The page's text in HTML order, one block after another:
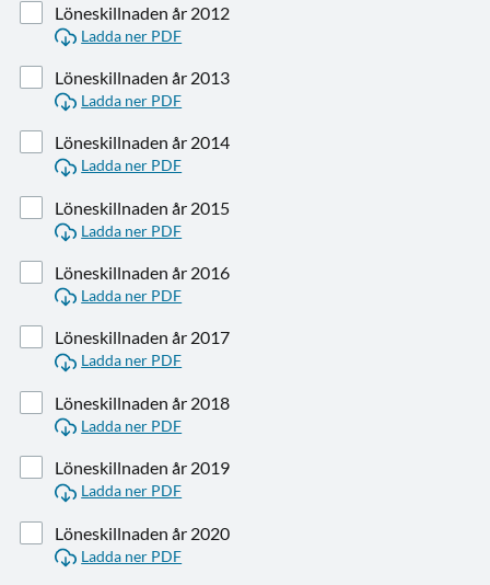
Löneskillnaden år 2012
Ladda ner PDF
Löneskillnaden år 2013
Ladda ner PDF
Löneskillnaden år 2014
Ladda ner PDF
Löneskillnaden år 2015
Ladda ner PDF
Löneskillnaden år 2016
Ladda ner PDF
Löneskillnaden år 2017
Ladda ner PDF
Löneskillnaden år 2018
Ladda ner PDF
Löneskillnaden år 2019
Ladda ner PDF
Löneskillnaden år 2020
Ladda ner PDF